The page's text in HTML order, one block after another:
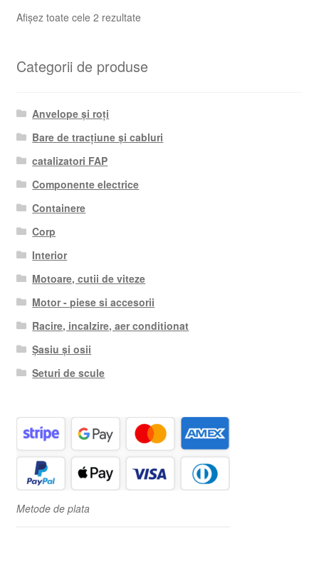
Afișez toate cele 2 rezultateSortat
mai
Categorii de produse
Anvelope și roți
Bare de tracțiune și cabluri
catalizatori FAP
Componente electrice
Containere
Corp
Interior
Motoare, cutii de viteze
Motor - piese si accesorii
Racire, incalzire, aer conditionat
Șasiu și osii
Seturi de scule
Metode de plata